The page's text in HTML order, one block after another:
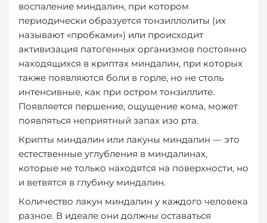
воспаление миндалин, при котором
периодически образуется тонзиллолиты (их
называют «пробками») или происходит
активизация патогенных организмов постоянно
находящихся в криптах миндалин, при которых
также появляются боли в горле, но не столь
интенсивные, как при остром тонзиллите.
Появляется першение, ощущение кома, может
появляться неприятный запах изо рта.
Крипты миндалин или лакуны миндалин — это
естественные углубления в миндалинах,
которые не только находятся на поверхности, но
и ветвятся в глубину миндалин.
Количество лакун миндалин у каждого человека
разное. В идеале они должны оставаться